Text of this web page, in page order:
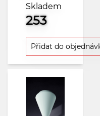
Skladem
253
Přidat do